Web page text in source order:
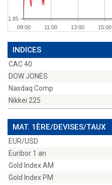
09:00 11:00 13:00 15:00
1.85
INDICES
CAC 40
DOW JONES
Nasdaq Comp
Nikkei 225
MAT. 1ÈRE/DEVISES/TAUX
EUR/USD
Euribor 1 an
Gold Index AM
Gold Index PM